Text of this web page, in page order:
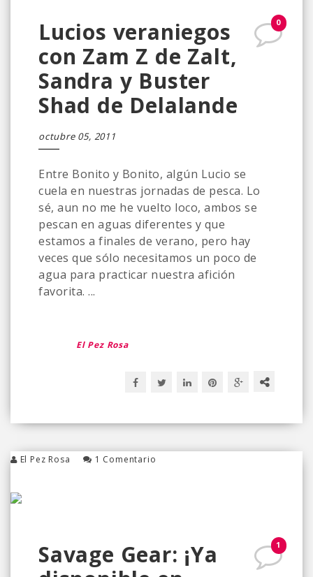
0
Lucios veraniegos
con Zam Z de Zalt,
Sandra y Buster
Shad de Delalande
octubre 05, 2011
Entre Bonito y Bonito, algún Lucio se
cuela en nuestras jornadas de pesca. Lo
sé, aun no me he vuelto loco, ambos se
pescan en aguas diferentes y que
estamos a finales de verano, pero hay
veces que sólo necesitamos un poco de
agua para practicar nuestra afición
favorita. ...
El Pez Rosa
El Pez Rosa 1 Comentario
1
Savage Gear: ¡Ya